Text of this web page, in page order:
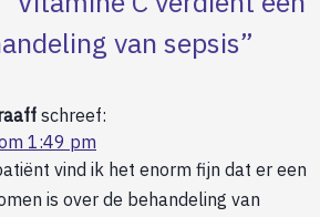
van sepsis”
schreef:
1:49 pm
vind ik het enorm fijn dat er een
is over de behandeling van